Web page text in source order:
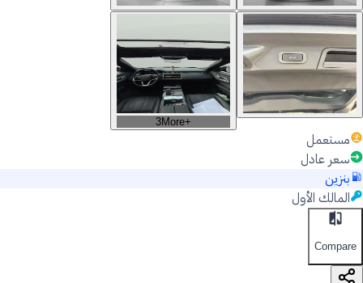
+
3More
مستعمل
سعر عادل
بنزين
المالك الأول
Compare